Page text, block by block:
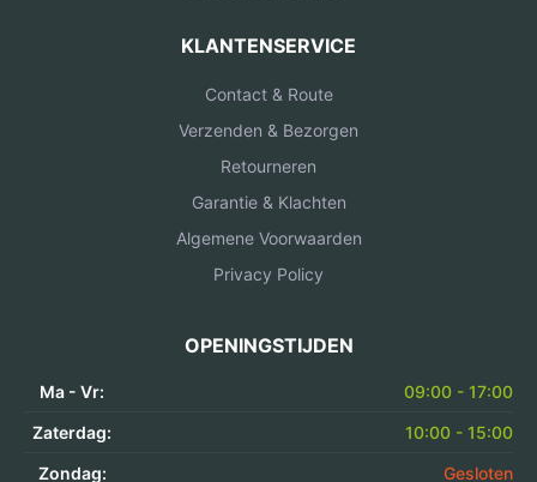
KLANTENSERVICE
Contact & Route
Verzenden & Bezorgen
Retourneren
Garantie & Klachten
Algemene Voorwaarden
Privacy Policy
OPENINGSTIJDEN
Ma - Vr:
09:00 - 17:00
Zaterdag:
10:00 - 15:00
Zondag:
Gesloten